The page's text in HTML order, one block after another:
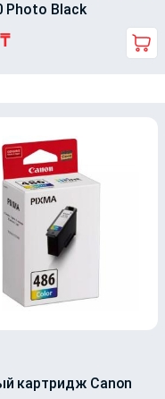
Photo Black
₸
картридж Canon